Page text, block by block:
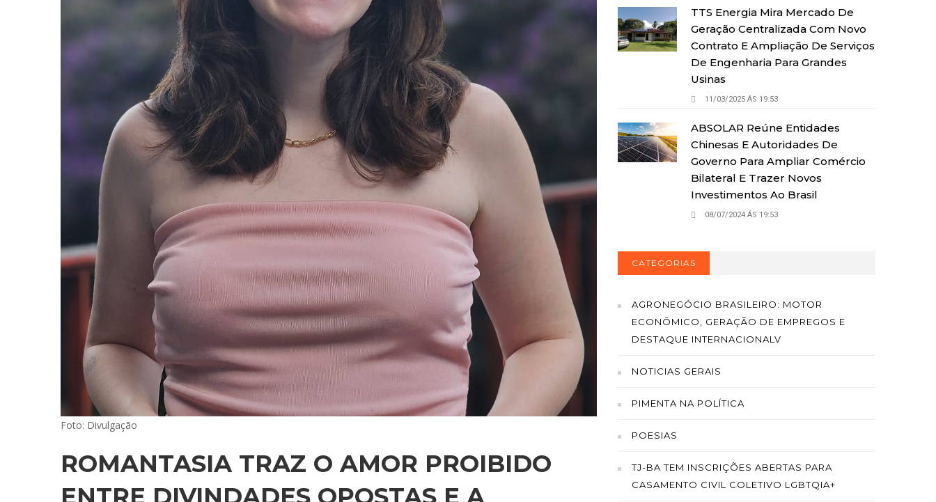
Foto: Divulgação
ROMANTASIA TRAZ O AMOR PROIBIDO
TTS Energia Mira Mercado De
Geração Centralizada Com Novo
Contrato E Ampliação De Serviços
De Engenharia Para Grandes
Usinas
11/03/2025 ÁS 19:53
ABSOLAR Reúne Entidades
Chinesas E Autoridades De
Governo Para Ampliar Comércio
Bilateral E Trazer Novos
Investimentos Ao Brasil
08/07/2024 ÁS 19:53
CATEGORIAS
AGRONEGÓCIO BRASILEIRO: MOTOR
ECONÔMICO, GERAÇÃO DE EMPREGOS E
DESTAQUE INTERNACIONALV
NOTICIAS GERAIS
PIMENTA NA POLÍTICA
POESIAS
TJ-BA TEM INSCRIÇÕES ABERTAS PARA
CASAMENTO CIVIL COLETIVO LGBTQIA+